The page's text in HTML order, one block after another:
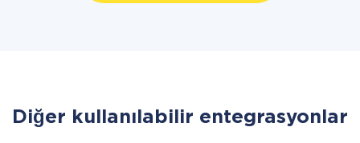
Diğer kullanılabilir entegrasyonlar